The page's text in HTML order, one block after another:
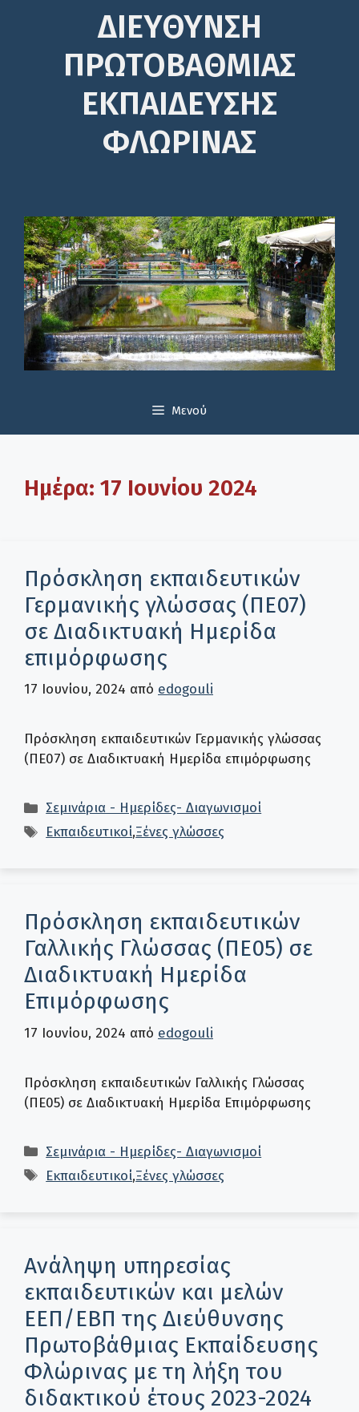
ΔΙΕΎΘΥΝΣΗ
ΠΡΩΤΟΒΆΘΜΙΑΣ
ΕΚΠΑΊΔΕΥΣΗΣ
ΦΛΩΡΙΝΑΣ
Μενού
Ημέρα: 17 Ιουνίου 2024
Πρόσκληση εκπαιδευτικών
Γερμανικής γλώσσας (ΠΕ07)
σε Διαδικτυακή Ημερίδα
επιμόρφωσης
17 Ιουνίου, 2024 από edogouli
Πρόσκληση εκπαιδευτικών Γερμανικής γλώσσας
(ΠΕ07) σε Διαδικτυακή Ημερίδα επιμόρφωσης
Κατηγορίες
Σεμινάρια - Ημερίδες- Διαγωνισμοί
Ετικέτες
Εκπαιδευτικοί,Ξένες γλώσσες
Πρόσκληση εκπαιδευτικών
Γαλλικής Γλώσσας (ΠΕ05) σε
Διαδικτυακή Ημερίδα
Επιμόρφωσης
17 Ιουνίου, 2024 από edogouli
Πρόσκληση εκπαιδευτικών Γαλλικής Γλώσσας
(ΠΕ05) σε Διαδικτυακή Ημερίδα Επιμόρφωσης
Κατηγορίες
Σεμινάρια - Ημερίδες- Διαγωνισμοί
Ετικέτες
Εκπαιδευτικοί,Ξένες γλώσσες
Ανάληψη υπηρεσίας
εκπαιδευτικών και μελών
ΕΕΠ/ΕΒΠ της Διεύθυνσης
Πρωτοβάθμιας Εκπαίδευσης
Φλώρινας με τη λήξη του
διδακτικού έτους 2023-2024